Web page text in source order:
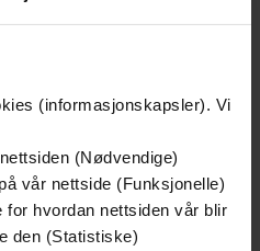
(informasjonskapsler). Vi
(Nødvendige)
vår nettside (Funksjonelle)
hvordan nettsiden vår blir
den (Statistiske)